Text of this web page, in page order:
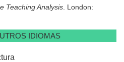
Teaching Analysis . London:
IDIOMAS